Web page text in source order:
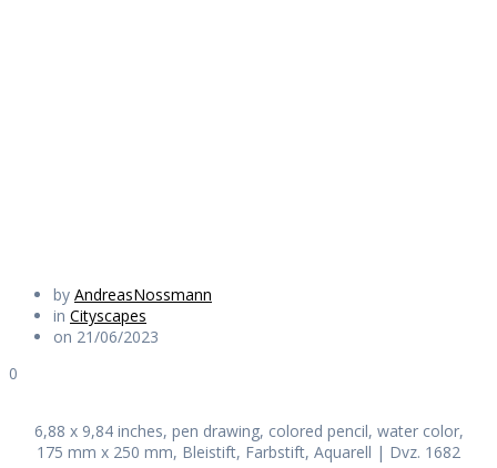
by AndreasNossmann
in Cityscapes
on 21/06/2023
0
6,88 x 9,84 inches, pen drawing, colored pencil, water color,
175 mm x 250 mm, Bleistift, Farbstift, Aquarell | Dvz. 1682